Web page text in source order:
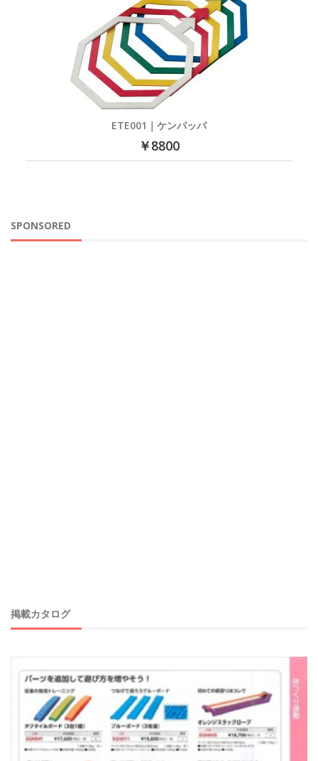
ETE001｜ケンパッパ
￥8800
SPONSORED
掲載カタログ